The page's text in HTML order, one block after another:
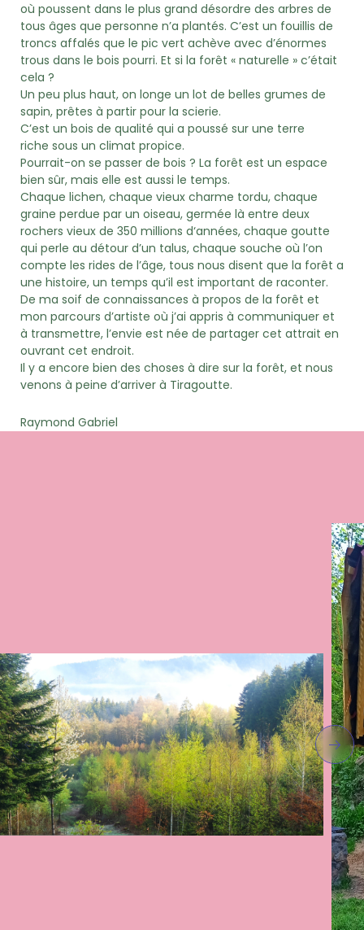
où poussent dans le plus grand désordre des arbres de
tous âges que personne n’a plantés. C’est un fouillis de
troncs affalés que le pic vert achève avec d’énormes
trous dans le bois pourri. Et si la forêt « naturelle » c’était
cela ?
Un peu plus haut, on longe un lot de belles grumes de
sapin, prêtes à partir pour la scierie.
C’est un bois de qualité qui a poussé sur une terre
riche sous un climat propice.
Pourrait-on se passer de bois ? La forêt est un espace
bien sûr, mais elle est aussi le temps.
Chaque lichen, chaque vieux charme tordu, chaque
graine perdue par un oiseau, germée là entre deux
rochers vieux de 350 millions d‘années, chaque goutte
qui perle au détour d’un talus, chaque souche où l’on
compte les rides de l’âge, tous nous disent que la forêt a
une histoire, un temps qu’il est important de raconter.
De ma soif de connaissances à propos de la forêt et
mon parcours d’artiste où j’ai appris à communiquer et
à transmettre, l’envie est née de partager cet attrait en
ouvrant cet endroit.
Il y a encore bien des choses à dire sur la forêt, et nous
venons à peine d’arriver à Tiragoutte.
Raymond Gabriel